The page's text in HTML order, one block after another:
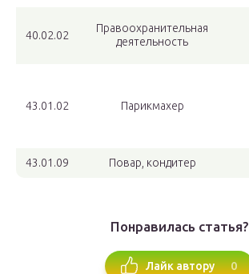
40.02.02
Правоохранительная
деятельность
43.01.02 Парикмахер
43.01.09 Повар, кондитер
Понравилась статья?
Лайк автору 0